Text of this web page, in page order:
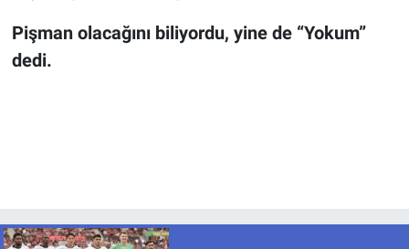
Pişman olacağını biliyordu, yine de “Yokum”
dedi.